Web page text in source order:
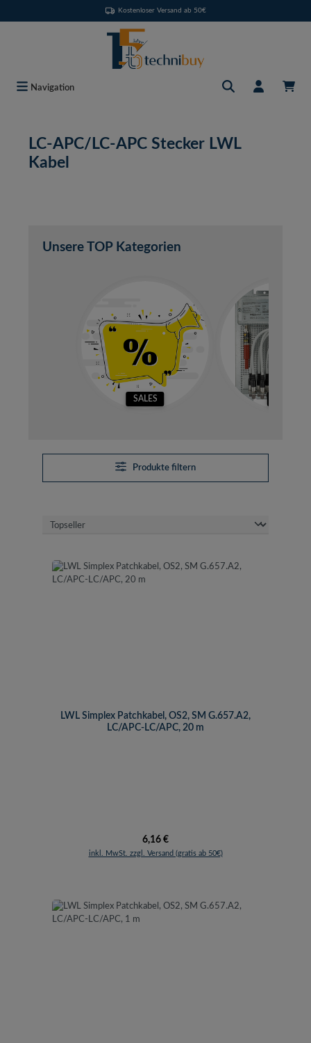
Kostenloser Versand ab 50€
Navigation
LC-APC/LC-APC Stecker LWL
Kabel
Unsere TOP Kategorien
SALES
Produkte filtern
LWL Simplex Patchkabel, OS2, SM G.657.A2,
LC/APC-LC/APC, 20 m
Regulärer Preis:
6,16 €
inkl. MwSt. zzgl. Versand (gratis ab 50€)